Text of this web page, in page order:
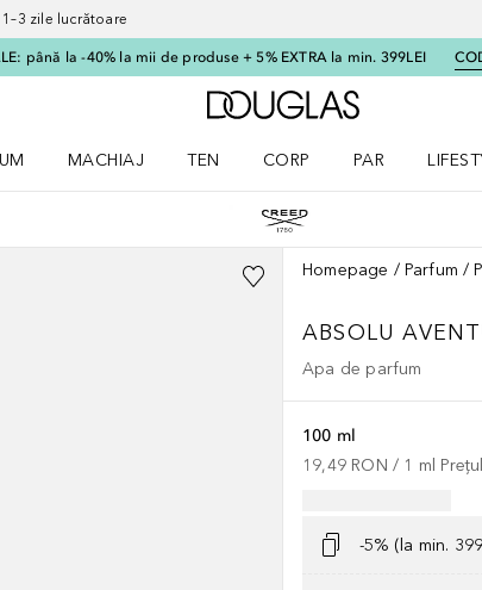
zile lucrătoare
până la -40% la mii de produse + 5% EXTRA la min. 399LEI
Către pagina
MACHIAJ
TEN
CORP
PAR
Homepage Parfum
ABSOLU
Apa de parfum
100 ml
19,49 RON / 1 ml
-5% (la min.